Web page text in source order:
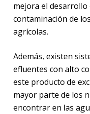
mejora el desarrollo
contaminación de
agrícolas.
Además, existen
efluentes con alto
este producto de
mayor parte de los
encontrar en las